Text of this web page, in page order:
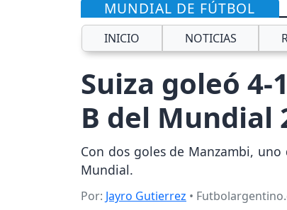
MUNDIAL DE FÚTBOL
INICIO NOTICIAS
Suiza goleó
B del Mundial
Con dos goles de Manzambi, uno
Mundial.
Por: Jayro Gutierrez •